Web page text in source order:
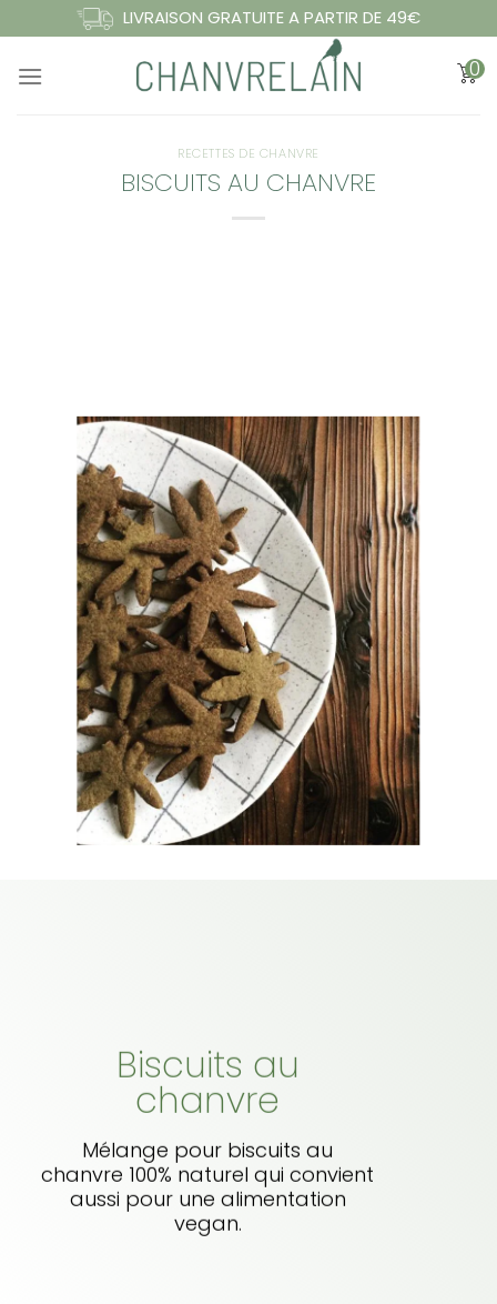
au
contenu
LIVRAISON GRATUITE A PARTIR DE 49€
0
RECETTES DE CHANVRE
BISCUITS AU CHANVRE
Biscuits au
chanvre
Mélange pour biscuits au
chanvre 100% naturel qui convient
aussi pour une alimentation
vegan.